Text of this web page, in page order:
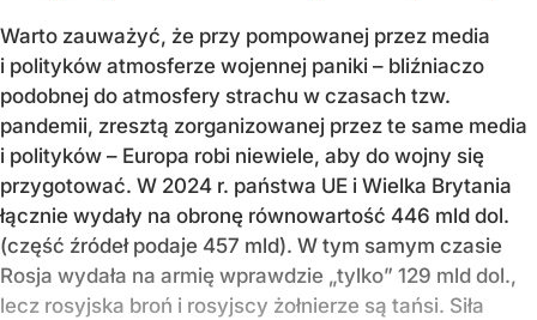
Warto zauważyć, że przy pompowanej przez media
i polityków atmosferze wojennej paniki – bliźniaczo
podobnej do atmosfery strachu w czasach tzw.
pandemii, zresztą zorganizowanej przez te same media
i polityków – Europa robi niewiele, aby do wojny się
przygotować. W 2024 r. państwa UE i Wielka Brytania
łącznie wydały na obronę równowartość 446 mld dol.
(część źródeł podaje 457 mld). W tym samym czasie
Rosja wydała na armię wprawdzie „tylko” 129 mld dol.,
lecz rosyjska broń i rosyjscy żołnierze są tańsi. Siła